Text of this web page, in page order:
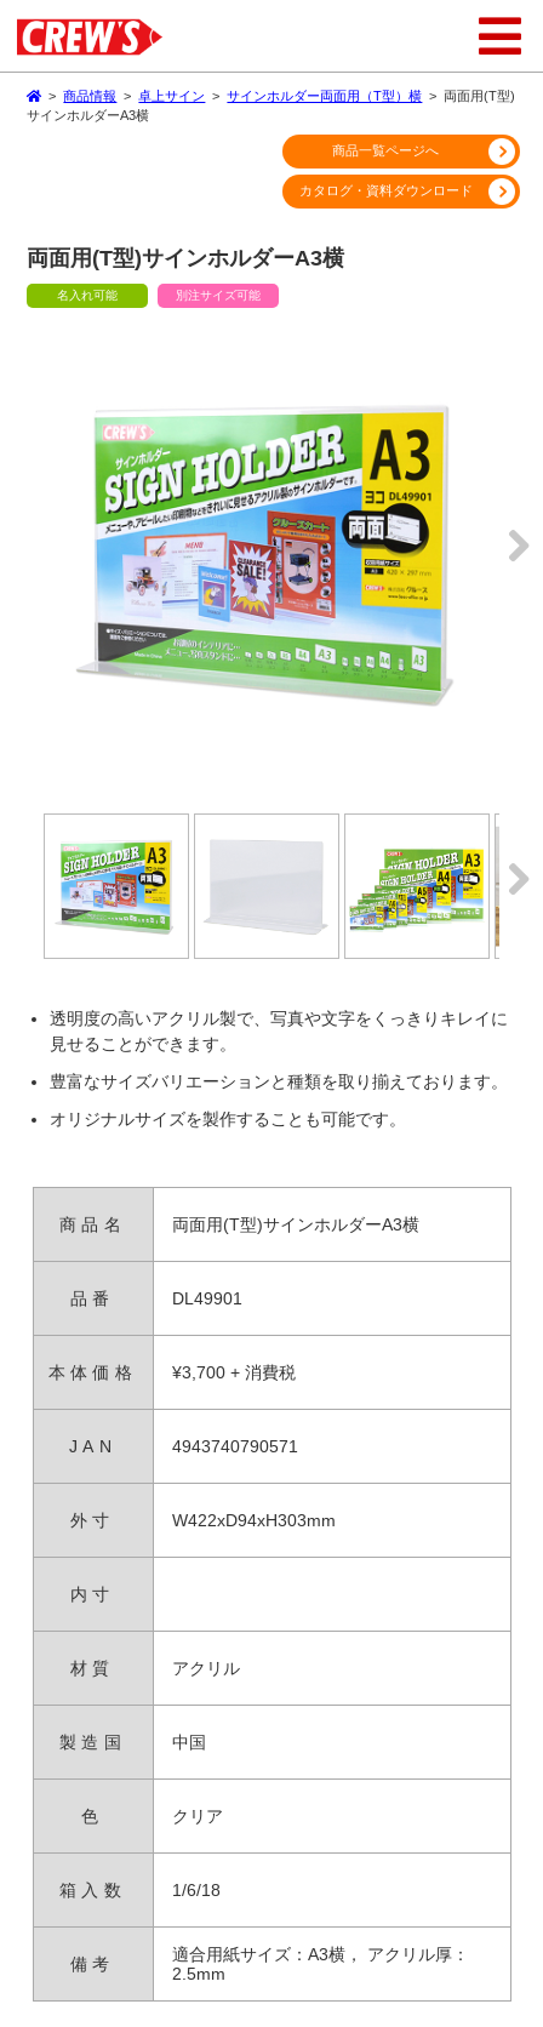
>商品情報 >卓上サイン >サインホルダー両面用（T型）横 >両面用(T型)
サインホルダーA3横
両面用(T型)サインホルダーA3横
名入れ可能 別注サイズ可能
商品一覧ページへ
カタログ・資料ダウンロード
Next
透明度の高いアクリル製で、写真や文字をくっきりキレイに
見せることができます。
豊富なサイズバリエーションと種類を取り揃えております。
オリジナルサイズを製作することも可能です。
商品名 両面用(T型)サインホルダーA3横
品番 DL49901
本体価格 ¥3,700 + 消費税
JAN 4943740790571
外寸 W422xD94xH303mm
内寸
材質 アクリル
製造国 中国
色 クリア
箱入数 1/6/18
備考
適合用紙サイズ：A3横， アクリル厚：
2.5mm